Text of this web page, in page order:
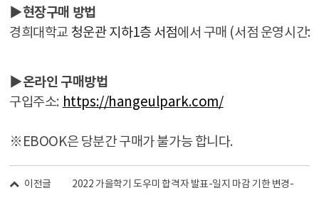
▶현장구매 방법
경희대학교청운관 지하1층 서점에서 구매 (서점 운영시간:
▶온라인 구매방법
구입주소: https://hangeulpark.com/
※EBOOK은 당분간 구매가 불가능 합니다.
이전글 2022 가을학기 도우미 합격자 발표-일지 마감 기한 변경-